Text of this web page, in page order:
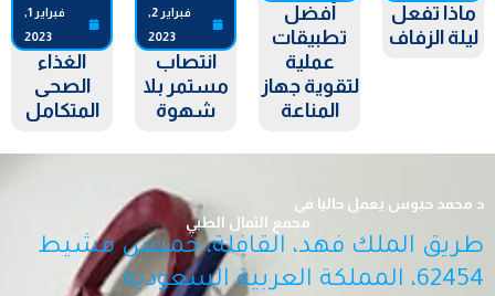
ماذا تفعل
ليلة الزفاف
أفضل
تطبيقات
عملية
لتقوية جهاز
المناعة
فبراير 2,
2023
انتصاب
مستمر بلا
شهوة
فبراير 1,
2023
الغذاء
الصحى
المتكامل
د محمد حبوس يعمل حاليا فى
مجمع الثمال الطبي
طريق الملك فهد، القافلة، خميس مشيط
62454، المملكة العربية السعودية